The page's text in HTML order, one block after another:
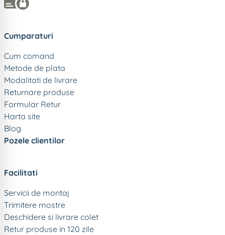
Cumparaturi
Cum comand
Metode de plata
Modalitati de livrare
Returnare produse
Formular Retur
Harta site
Blog
Pozele clientilor
Facilitati
Servicii de montaj
Trimitere mostre
Deschidere si livrare colet
Retur produse in 120 zile